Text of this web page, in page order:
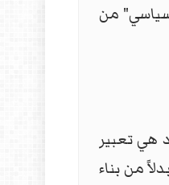
من
هي تعبير
من بناء